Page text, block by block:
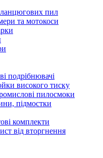
пил
та мотокоси
подрібнювачі
високого тиску
пилосмоки
підмостки
комплекти
від вторгнення